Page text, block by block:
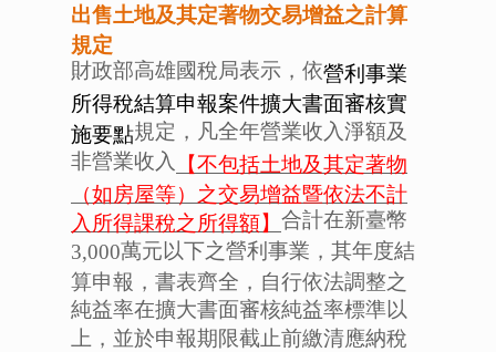
出售土地及其定著物交易增益之計算
規定
財政部高雄國稅局表示，依營利事業
所得稅結算申報案件擴大書面審核實
施要點規定，凡全年營業收入淨額及
非營業收入
【不包括土地及其定著物
（如房屋等）之交易增益暨依法不計
入所得課稅之所得額】 合計在新臺幣
3,000萬元以下之營利事業，其年度結
算申報，書表齊全，自行依法調整之
純益率在擴大書面審核純益率標準以
上，並於申報期限截止前繳清應納稅